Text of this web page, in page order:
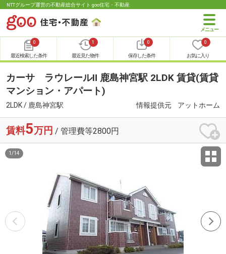
NTTグループ運営の不動産総合サイト goo住宅・不動産
0
最近検索した条件
1
最近見た物件
0
保存した条件
0
お気に入り
カーサ ラウレールⅡ 鹿島神宮駅 2LDK 賃貸(賃貸
マンション・アパート)
2LDK / 鹿島神宮駅 情報提供元 アットホーム
賃料5万円 / 管理費等2800円
1 /14